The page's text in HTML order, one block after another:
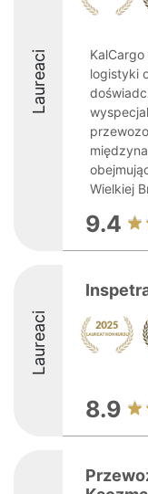
Laureaci
logistyki
Wielkiej
9.4
Laureaci
8.9